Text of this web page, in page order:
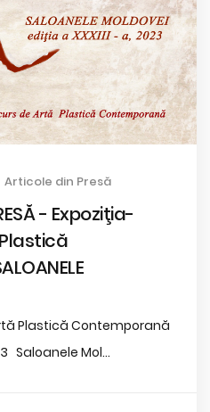
Articole din Presă
- Expoziţia-
Plastică Contemporană
Saloanele Mol...